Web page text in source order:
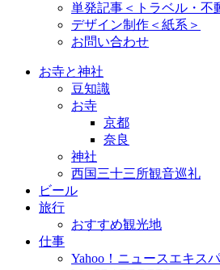
単発記事＜トラベル・不
デザイン制作＜紙系＞
お問い合わせ
お寺と神社
豆知識
お寺
京都
奈良
神社
西国三十三所観音巡礼
ビール
旅行
おすすめ観光地
仕事
Yahoo！ニュースエキス